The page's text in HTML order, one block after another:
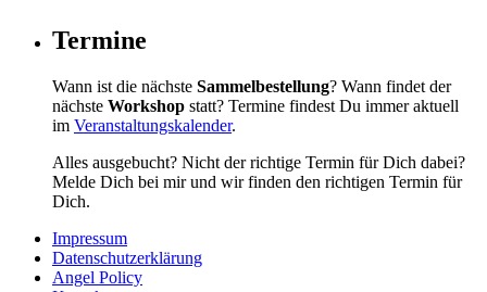
Termine
Wann ist die nächste Sammelbestellung? Wann findet der
nächste Workshop statt? Termine findest Du immer aktuell
im Veranstaltungskalender.
Alles ausgebucht? Nicht der richtige Termin für Dich dabei?
Melde Dich bei mir und wir finden den richtigen Termin für
Dich.
Impressum
Datenschutzerklärung
Angel Policy